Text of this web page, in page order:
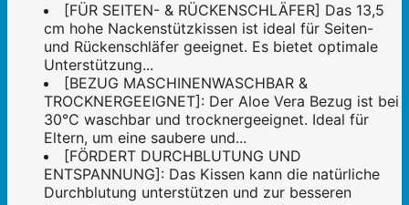
[FÜR SEITEN- & RÜCKENSCHLÄFER] Das 13,5
cm hohe Nackenstützkissen ist ideal für Seiten-
und Rückenschläfer geeignet. Es bietet optimale
Unterstützung...
[BEZUG MASCHINENWASCHBAR &
TROCKNERGEEIGNET]: Der Aloe Vera Bezug ist bei
30°C waschbar und trocknergeeignet. Ideal für
Eltern, um eine saubere und...
[FÖRDERT DURCHBLUTUNG UND
ENTSPANNUNG]: Das Kissen kann die natürliche
Durchblutung unterstützen und zur besseren